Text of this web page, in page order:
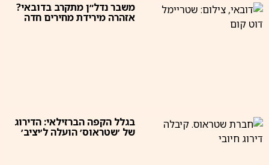
משבר נדל״ן מתקרב בדובאי?
אזהרה מירידת מחירים חדה
בגלל הקפה הברזילאי: הדירוג
של ׳שטראוס׳ הועלה ל׳יציב׳